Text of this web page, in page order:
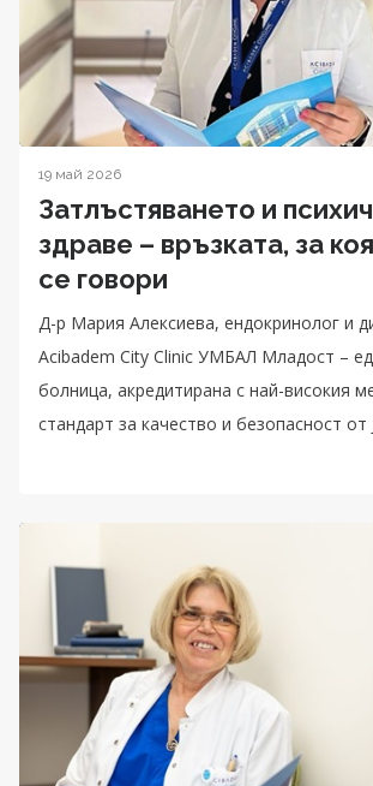
19 май 2026
Затлъстяването и
здраве – връзката, за
се говори
Д-р Мария Алексиева, ендокринолог и
Acibadem City Clinic УМБАЛ Младост –
болница, акредитирана с най-високия
стандарт за качество и безопасност от